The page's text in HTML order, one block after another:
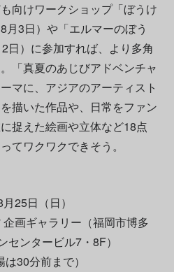
向けワークショップ「ぼうけ
月3日）や「エルマーのぼう
日）に参加すれば、より多角
「真夏のあじびアドベンチャ
マに、アジアのアーティスト
描いた作品や、日常をファン
捉えた絵画や立体など18点
てワクワクできそう。
25日（日）
画ギャラリー（福岡市博多
センタービル7・8F）
30分前まで）